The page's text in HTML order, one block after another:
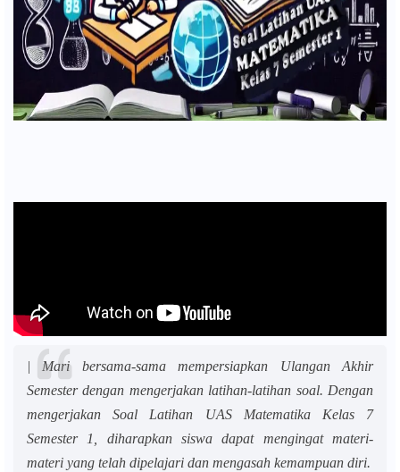
| Mari bersama-sama mempersiapkan Ulangan Akhir
Semester dengan mengerjakan latihan-latihan soal. Dengan
mengerjakan Soal Latihan UAS Matematika Kelas 7
Semester 1, diharapkan siswa dapat mengingat materi-
materi yang telah dipelajari dan mengasah kemampuan diri.